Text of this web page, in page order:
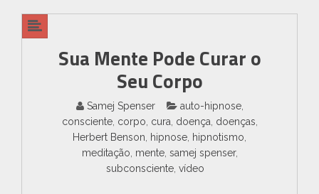
Sua Mente Pode Curar o
Seu Corpo
Samej Spenser auto-hipnose,
consciente, corpo cura doença doenças
Herbert Benson
hipnose hipnotismo
meditação mente, samej spenser,
subconsciente vídeo